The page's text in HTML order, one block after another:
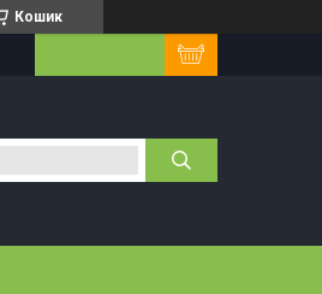
Кошик